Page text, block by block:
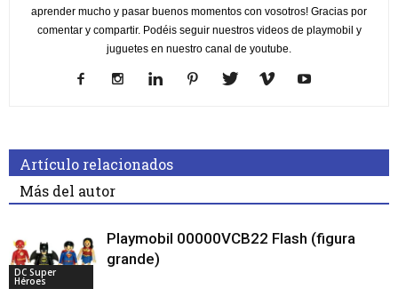
aprender mucho y pasar buenos momentos con vosotros! Gracias por
comentar y compartir. Podéis seguir nuestros videos de playmobil y
juguetes en nuestro canal de youtube.
Artículo relacionados
Más del autor
DC Super
Héroes
Playmobil 00000VCB22 Flash (figura
grande)